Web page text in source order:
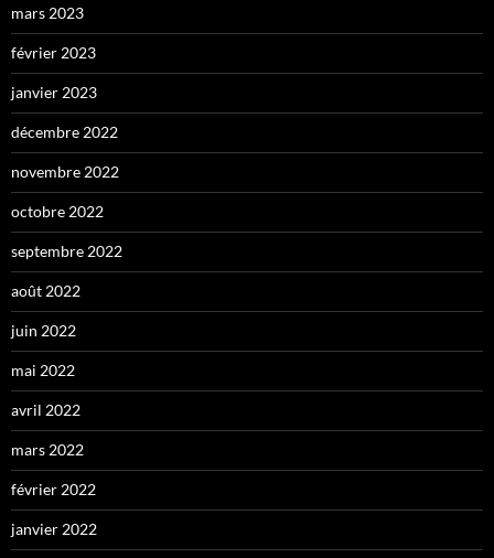
mars 2023
février 2023
janvier 2023
décembre 2022
novembre 2022
octobre 2022
septembre 2022
août 2022
juin 2022
mai 2022
avril 2022
mars 2022
février 2022
janvier 2022